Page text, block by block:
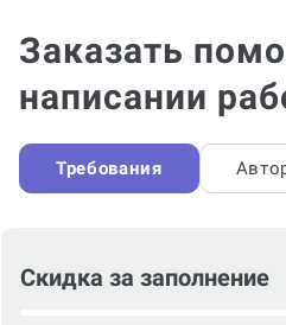
Заказать
написании
Требования
Скидка за заполнение